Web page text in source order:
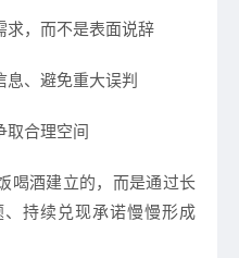
求，而不是表面说辞
息、避免重大误判
取合理空间
喝酒建立的，而是通过长
持续兑现承诺慢慢形成